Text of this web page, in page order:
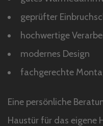
geprüfter
hochwertige
modernes Design
fachgerechte
Eine persönliche
Haustür für das eigene